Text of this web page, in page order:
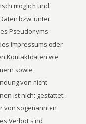
möglich und
bzw. unter
Pseudonyms
Impressums oder
Kontaktdaten wie
sowie
von nicht
ist nicht gestattet.
von sogenannten
Verbot sind